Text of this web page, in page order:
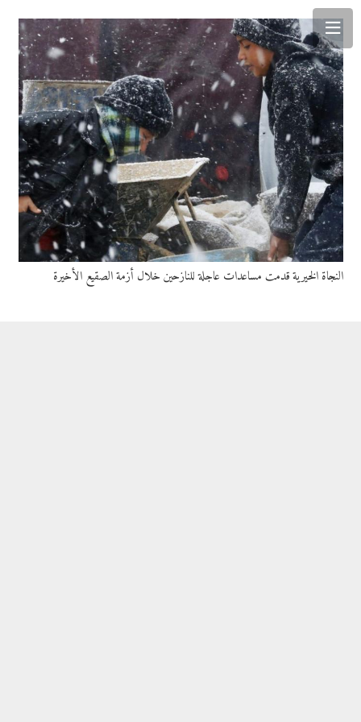
النجاة الخيرية قدمت مساعدات عاجلة للنازحين خلال أزمة الصقيع الأخيرة